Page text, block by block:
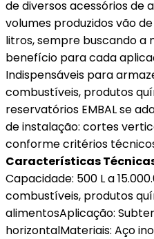
de diversos acessórios de
volumes produzidos vão
litros, sempre buscando a
benefício para cada
Indispensáveis ​​para
combustíveis, produtos
reservatórios EMBAL se
de instalação: cortes
conforme critérios
Características
Capacidade: 500 L a
combustíveis, produtos
alimentosAplicação:
horizontalMateriais: Aço